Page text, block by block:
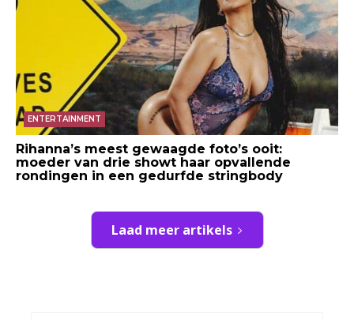
ENTERTAINMENT
Rihanna’s meest gewaagde foto’s ooit:
moeder van drie showt haar opvallende
rondingen in een gedurfde stringbody
Laad meer artikels